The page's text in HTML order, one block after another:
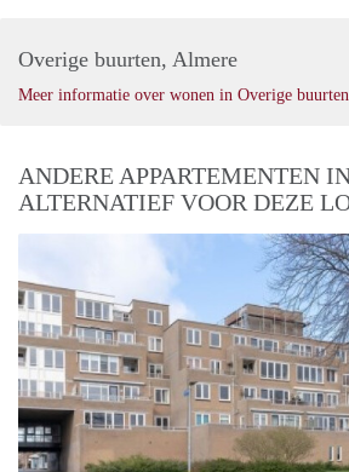
Overige buurten, Almere
Meer informatie over wonen in Overige buurten
ANDERE APPARTEMENTEN
ALTERNATIEF VOOR DEZE